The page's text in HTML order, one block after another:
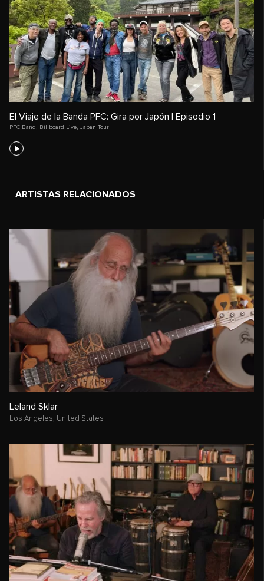
El Viaje de la Banda PFC: Gira por Japón | Episodio 1
PFC Band , Billboard Live, Japan Tour
ARTISTAS RELACIONADOS
Leland Sklar
Los Angeles, United States